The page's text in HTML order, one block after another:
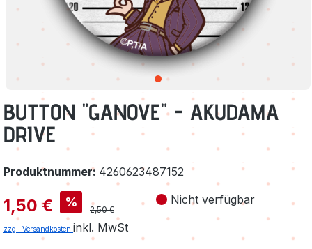
BUTTON "GANOVE" - AKUDAMA
DRIVE
Produktnummer: 4260623487152
Verkaufspreis:
1,50 € % Regulärer Preis:
2,50 €
zzgl. Versandkosten inkl. MwSt
Nicht verfügbar